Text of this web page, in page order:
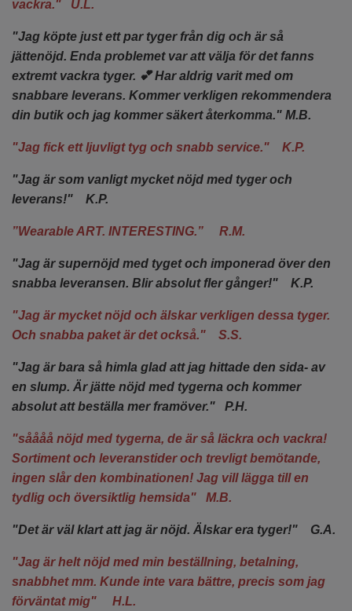
vackra." U.L.
"Jag köpte just ett par tyger från dig och är så
jättenöjd. Enda problemet var att välja för det fanns
extremt vackra tyger. 💕 Har aldrig varit med om
snabbare leverans. Kommer verkligen rekommendera
din butik och jag kommer säkert återkomma." M.B.
"Jag fick ett ljuvligt tyg och snabb service." K.P.
"Jag är som vanligt mycket nöjd med tyger och
leverans!" K.P.
”Wearable ART. INTERESTING.” R.M.
"Jag är supernöjd med tyget och imponerad över den
snabba leveransen. Blir absolut fler gånger!" K.P.
"Jag är mycket nöjd och älskar verkligen dessa tyger.
Och snabba paket är det också." S.S.
"Jag är bara så himla glad att jag hittade den sida- av
en slump. Är jätte nöjd med tygerna och kommer
absolut att beställa mer framöver." P.H.
"såååå nöjd med tygerna, de är så läckra och vackra!
Sortiment och leveranstider och trevligt bemötande,
ingen slår den kombinationen! Jag vill lägga till en
tydlig och översiktlig hemsida" M.B.
"Det är väl klart att jag är nöjd. Älskar era tyger!" G.A.
"Jag är helt nöjd med min beställning, betalning,
snabbhet mm. Kunde inte vara bättre, precis som jag
förväntat mig" H.L.